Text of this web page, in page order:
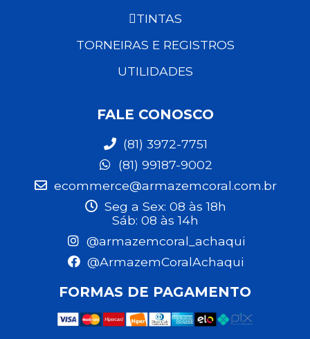
TINTAS
TORNEIRAS E REGISTROS
UTILIDADES
FALE CONOSCO
(81) 3972-7751
(81) 99187-9002
ecommerce@armazemcoral.com.br
Seg a Sex: 08 às 18h
Sáb: 08 às 14h
@armazemcoral_achaqui
@ArmazemCoralAchaqui
FORMAS DE PAGAMENTO